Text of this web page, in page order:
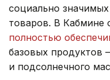
социально
товаров. В Кабмине
полностью
базовых продуктов
и подсолнечного